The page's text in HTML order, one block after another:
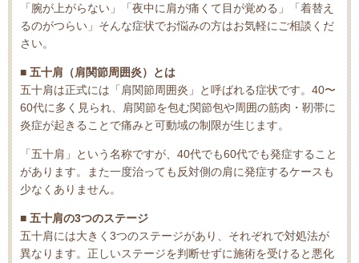
「腕が上がらない」「夜中に肩が痛くて目が覚める」「着替え
るのがつらい」そんな症状でお悩みの方はお気軽にご相談くだ
さい。
■ 五十肩（肩関節周囲炎）とは
五十肩は正式には「肩関節周囲炎」と呼ばれる症状です。40〜
60代に多く見られ、肩関節を包む関節包や周囲の筋肉・靭帯に
炎症が起きることで痛みと可動域の制限が生じます。
「五十肩」という名称ですが、40代でも60代でも発症すること
があります。また一度治っても反対側の肩に発症するケースも
少なくありません。
■ 五十肩の3つのステージ
五十肩には大きく3つのステージがあり、それぞれで対処法が
異なります。正しいステージを判断せずに施術を受けると悪化